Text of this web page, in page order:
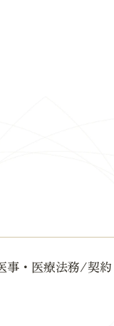
・医療法務/契約